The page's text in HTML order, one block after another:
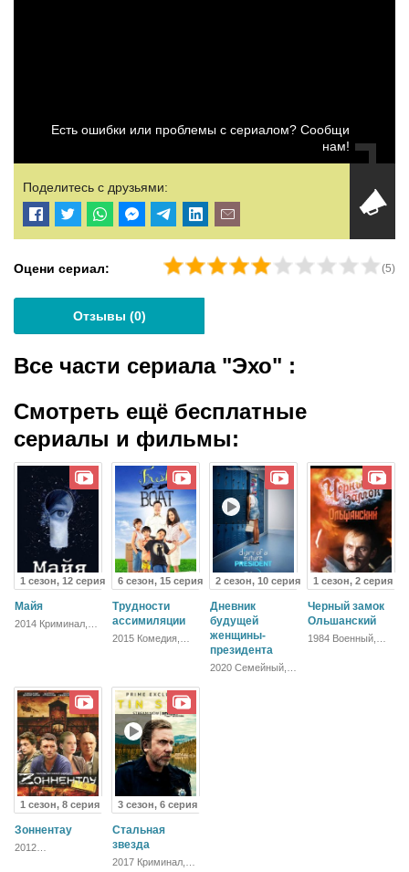
Есть ошибки или проблемы с сериалом? Сообщи
нам!
Поделитесь с друзьями:
Оцени сериал: (5)
Отзывы (0)
Все части сериала "Эхо" :
Смотреть ещё бесплатные
сериалы и фильмы:
1 сезон, 12 серия
Майя
2014 Криминал,
6 сезон, 15 серия
Трудности
ассимиляции
2015 Комедия,
2 сезон, 10 серия
Дневник
будущей
женщины-
президента
2020 Семейный,
1 сезон, 2 серия
Черный замок
Ольшанский
1984 Военный,
1 сезон, 8 серия
Зоннентау
2012
3 сезон, 6 серия
Стальная
звезда
2017 Криминал,